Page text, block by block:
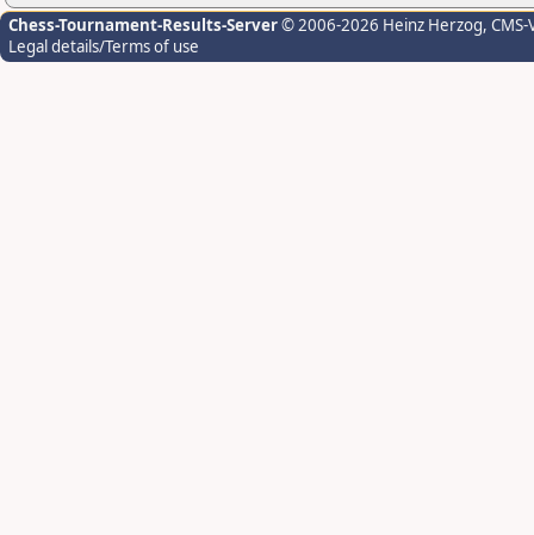
Chess-Tournament-Results-Server© 2006-2026 Heinz Herzog,
Legal details/Terms of use